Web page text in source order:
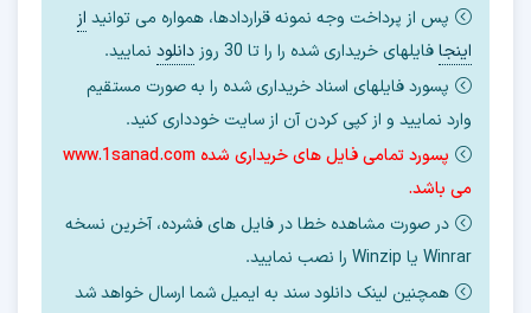
پس از پرداخت وجه نمونه قراردادها، همواره می توانید از
اینجافایلهای خریداری شده را را تا 30 روز دانلود نمایید.
پسورد فایلهای اسناد خریداری شده را به صورت مستقیم
وارد نمایید و از کپی کردن آن از سایت خودداری کنید.
پسورد تمامی فایل های خریداری شده www.1sanad.com
می باشد.
در صورت مشاهده خطا در فایل های فشرده، آخرین نسخه
Winrar یا Winzip را نصب نمایید.
همچنین لینک دانلود سند به ایمیل شما ارسال خواهد شد